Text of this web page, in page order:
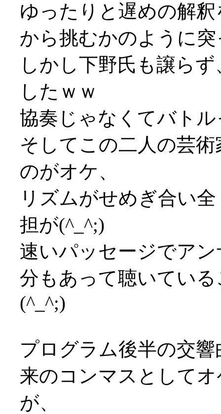
ゆったりと遅めの解
から挑むかのように
しかし下野氏も譲ら
したｗｗ
協奏じゃなくてバト
そしてこの二人の芸
のがオケ、
リズムがせめぎ合い
担が(^_^;)
速いパッセージでア
分もあって聴いてい
(^_^;)
プログラム後半の交
来のコンマスとして
が、